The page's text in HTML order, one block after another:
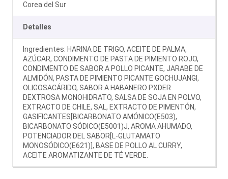
Corea del Sur
Detalles
Ingredientes: HARINA DE TRIGO, ACEITE DE PALMA,
AZÚCAR, CONDIMENTO DE PASTA DE PIMIENTO ROJO,
CONDIMENTO DE SABOR A POLLO PICANTE, JARABE DE
ALMIDÓN, PASTA DE PIMIENTO PICANTE GOCHUJANGI,
OLIGOSACÁRIDO, SABOR A HABANERO PXDER
DEXTROSA MONOHIDRATO, SALSA DE SOJA EN POLVO,
EXTRACTO DE CHILE, SAL, EXTRACTO DE PIMENTÓN,
GASIFICANTES[BICARBONATO AMÓNICO(E503),
BICARBONATO SÓDICO(E5001)J, AROMA AHUMADO,
POTENCIADOR DEL SABOR[L-GLUTAMATO
MONOSÓDICO(E621)], BASE DE POLLO AL CURRY,
ACEITE AROMATIZANTE DE TÉ VERDE.